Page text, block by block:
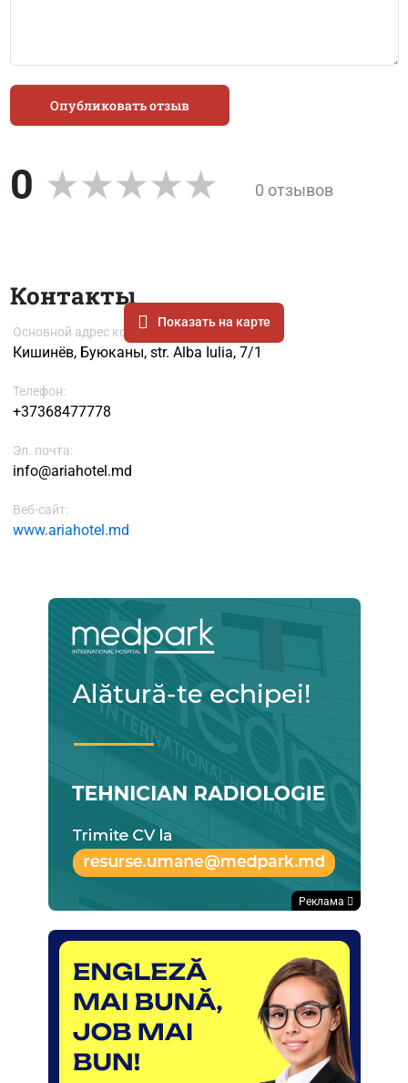
Опубликовать отзыв
0 0 отзывов
Контакты
Показать на карте
Основной адрес компании
Кишинёв, Буюканы, str. Alba Iulia, 7/1
Телефон:
+37368477778
Эл. почта:
info@ariahotel.md
Веб-сайт:
www.ariahotel.md
Реклама